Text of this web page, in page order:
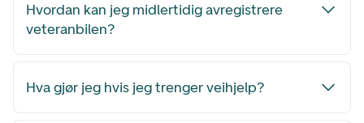
Hvordan kan jeg midlertidig avregistrere
veteranbilen?
Hva gjør jeg hvis jeg trenger veihjelp?